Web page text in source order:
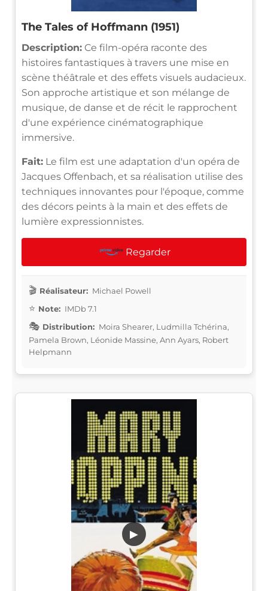
The Tales of Hoffmann (1951)
Description: Ce film-opéra raconte des
histoires fantastiques à travers une mise en
scène théâtrale et des effets visuels audacieux.
Son approche artistique et son mélange de
musique, de danse et de récit le rapprochent
d'une expérience cinématographique
immersive.
Fait: Le film est une adaptation d'un opéra de
Jacques Offenbach, et sa réalisation utilise des
techniques innovantes pour l'époque, comme
des décors peints à la main et des effets de
lumière expressionnistes.
Regarder
Réalisateur: Michael Powell
Note: IMDb 7.1
Distribution: Moira Shearer, Ludmilla Tchérina,
Pamela Brown, Léonide Massine, Ann Ayars, Robert
Helpmann
▶